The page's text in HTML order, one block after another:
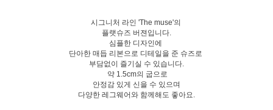
시그니처 라인 'The muse'의
플랫슈즈 버젼입니다.
심플한 디자인에
단아한 매듭 리본으로 디테일을 준 슈즈로
부담없이 즐기실 수 있습니다.
약 1.5cm의 굽으로
안정감 있게 신을 수 있으며
다양한 레그웨어와 함께해도 좋아요.